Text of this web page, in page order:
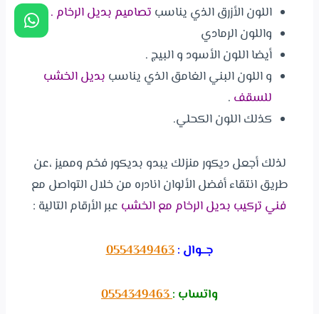
اللون الأزرق الذي يناسب تصاميم بديل الرخام .
واللون الرمادي
أيضا اللون الأسود و البيج .
و اللون البني الغامق الذي يناسب بديل الخشب
للسقف .
كذلك اللون الكحلي.
لذلك أجعل ديكور منزلك يبدو بديكور فخم ومميز ،عن
طريق انتقاء أفضل الألوان انادره من خلال التواصل مع
فني تركيب بديل الرخام مع الخشب عبر الأرقام التالية :
جــوال :0554349463
واتساب :0554349463